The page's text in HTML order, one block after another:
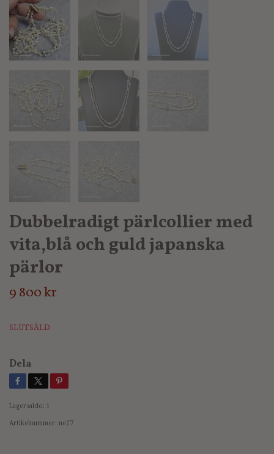
Dubbelradigt pärlcollier med
vita,blå och guld japanska
pärlor
9 800 kr
SLUTSÅLD
Dela
Lagersaldo: 1
Artikelnummer: ne27